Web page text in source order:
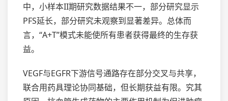
中，小样本II期研究数据结果不一，部分研究显示
PFS延长，部分研究未观察到显著差异。总体而
言，“A+T”模式未能使所有患者获得最终的生存获
益。
VEGF与EGFR下游信号通路存在部分交叉与共享，
联合用药具理论协同基础，但长期获益有限。究其